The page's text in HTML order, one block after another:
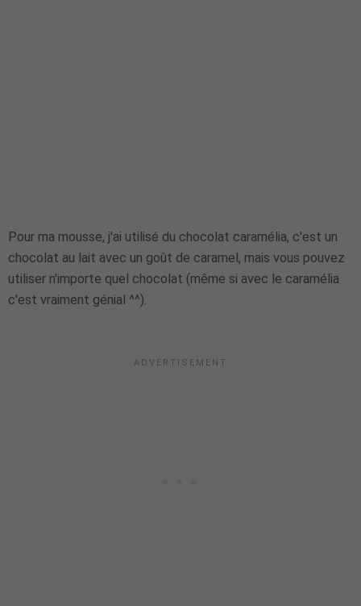
Pour ma mousse, j'ai utilisé du chocolat caramélia, c'est un
chocolat au lait avec un goût de caramel, mais vous pouvez
utiliser n'importe quel chocolat (même si avec le caramélia
c'est vraiment génial ^^).